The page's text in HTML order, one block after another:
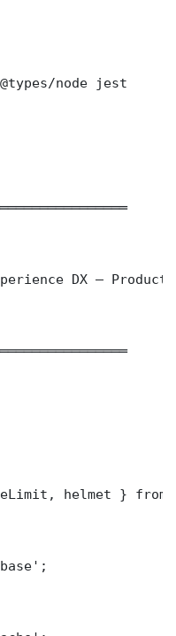
node jest
DX —
helmet } from